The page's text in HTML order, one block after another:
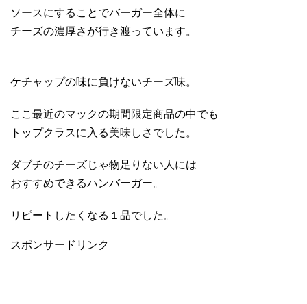
ソースにすることでバーガー全体に
チーズの濃厚さが行き渡っています。
ケチャップの味に負けないチーズ味。
ここ最近のマックの期間限定商品の中でも
トップクラスに入る美味しさでした。
ダブチのチーズじゃ物足りない人には
おすすめできるハンバーガー。
リピートしたくなる１品でした。
スポンサードリンク